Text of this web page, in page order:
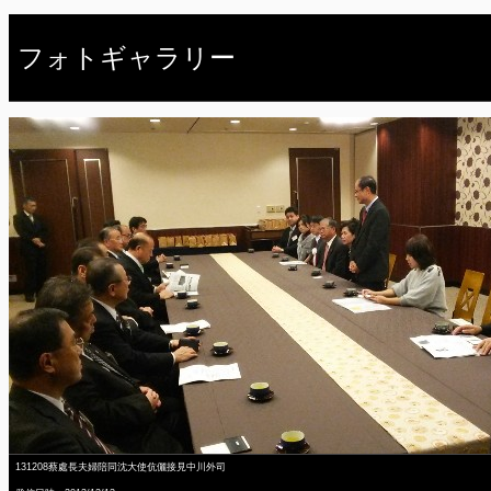
フォトギャラリー
131208蔡處長夫婦陪同沈大使伉儷接見中川外司